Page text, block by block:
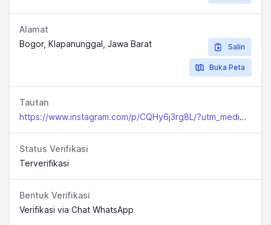
Alamat
Bogor, Klapanunggal, Jawa Barat
Salin
Buka Peta
Tautan
https://www.instagram.com/p/CQHy6j3rg8L/?utm_medium=copy_link
Status Verifikasi
Terverifikasi
Bentuk Verifikasi
Verifikasi via Chat WhatsApp